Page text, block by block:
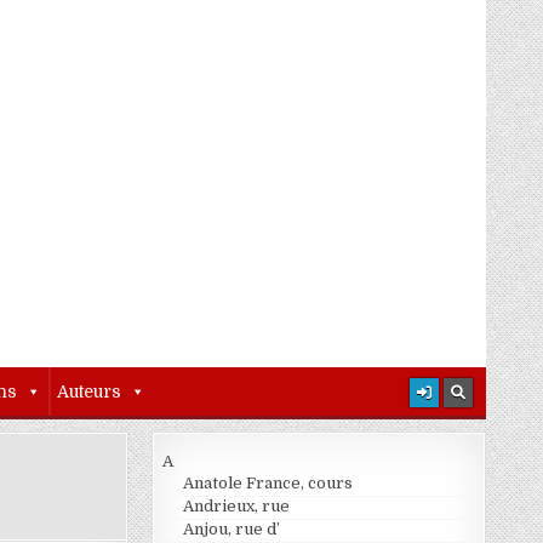
Auteurs
A
Anatole France, cours
Andrieux, rue
Anjou, rue d’